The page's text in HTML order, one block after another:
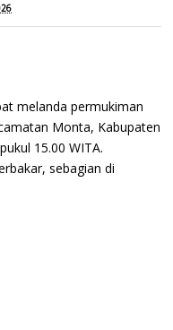
melanda permukiman
Monta, Kabupaten
15.00 WITA.
sebagian di